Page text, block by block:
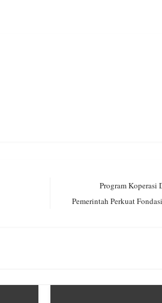
Next
Program Koperasi
Pemerintah Perkuat